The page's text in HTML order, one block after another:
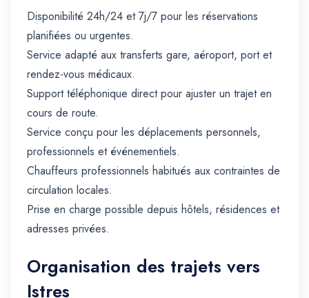
Disponibilité 24h/24 et 7j/7 pour les réservations
planifiées ou urgentes.
Service adapté aux transferts gare, aéroport, port et
rendez-vous médicaux.
Support téléphonique direct pour ajuster un trajet en
cours de route.
Service conçu pour les déplacements personnels,
professionnels et événementiels.
Chauffeurs professionnels habitués aux contraintes de
circulation locales.
Prise en charge possible depuis hôtels, résidences et
adresses privées.
Organisation des trajets vers
Istres